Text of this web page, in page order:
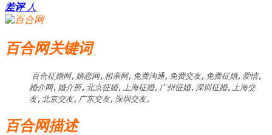
差评 人
百合网关键词
百合征婚网,婚恋网,相亲网,免费沟通,免费交友,免费征婚,爱情,
婚介网,婚介所,北京征婚,上海征婚,广州征婚,深圳征婚,上海交
友,北京交友,广东交友,深圳交友,
百合网描述